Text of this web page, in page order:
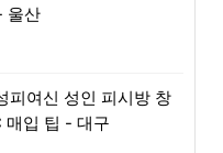
울산
피여신 성인 피시방 창
매입 팁 - 대구